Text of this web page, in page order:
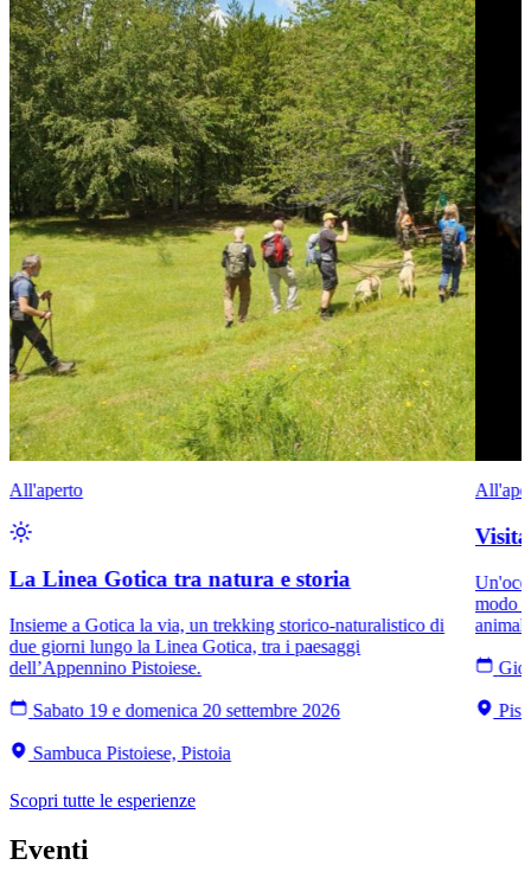
All'aperto
La Linea Gotica tra natura e storia
Insieme a Gotica la via, un trekking storico-naturalistico di
due giorni lungo la Linea Gotica, tra i paesaggi
dell’Appennino Pistoiese.
Sabato 19 e domenica 20 settembre 2026
Sambuca Pistoiese, Pistoia
modo
Scopri tutte le esperienze
Eventi